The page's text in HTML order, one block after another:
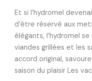
Et si l’hydromel
d’être réservé aux
élégants, l’hydromel
viandes grillées et les
accord original,
saison du plaisir Les